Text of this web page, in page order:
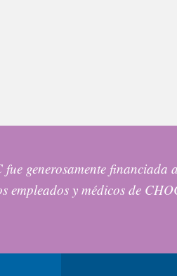
generosamente
empleados y médicos de